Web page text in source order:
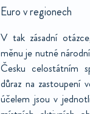
Euro v regionech
V tak zásadní
měnu je nutné
Česku celostátním
důraz na zastoupení
účelem jsou v